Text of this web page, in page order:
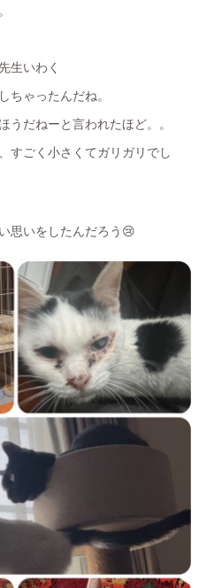
生いわく
ちゃったんだね。
うだねーと言われたほど。。
すごく小さくてガリガリでし
思いをしたんだろう😢